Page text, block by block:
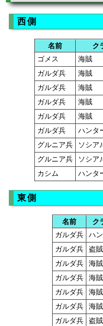
西側
名前 ク
ゴメス
海賊
ガルダ兵
海賊
ガルダ兵
海賊
ガルダ兵
海賊
ガルダ兵
海賊
ガルダ兵
ハンタ
グルニア兵
ソシア
グルニア兵
ソシア
カシム
ハンタ
東側
名前 ク
ガルダ兵
ハ
ガルダ兵
盗賊
ガルダ兵
海賊
ガルダ兵
海賊
ガルダ兵
海賊
ガルダ兵
海賊
ガルダ兵
盗賊